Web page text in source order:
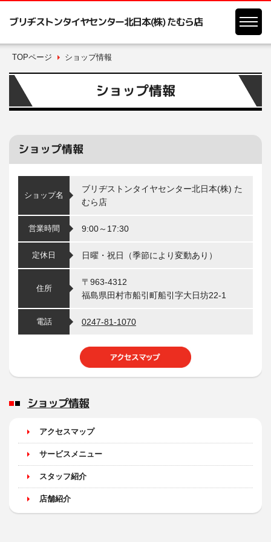
ブリヂストンタイヤセンター北日本(株) たむら店
TOPページ ショップ情報
ショップ情報
ショップ情報
ショップ名
ブリヂストンタイヤセンター北日本(株) た
むら店
営業時間 9:00～17:30
定休日 日曜・祝日（季節により変動あり）
住所
〒963-4312
福島県田村市船引町船引字大日坊22-1
電話 0247-81-1070
ショップ情報
アクセスマップ
サービスメニュー
スタッフ紹介
店舗紹介